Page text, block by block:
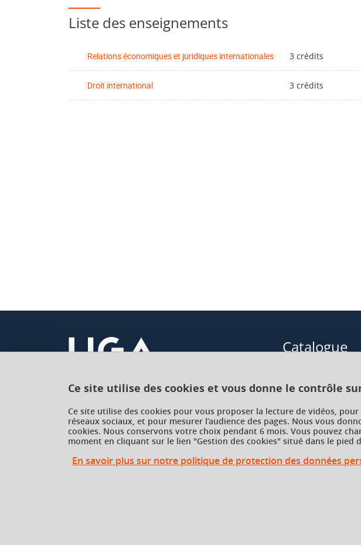
Ce site utilise des cookies et vous donne le contrôle
Ce site utilise des cookies pour vous proposer la lecture de vidéos,
réseaux sociaux, et pour mesurer l’audience des pages. Nous vous
cookies. Nous conservons votre choix pendant 6 mois. Vous pouvez
moment en cliquant sur le lien "Gestion des cookies" situé dans le pied
En savoir plus sur notre politique de protection des données
Liste des enseignements
Relations économiques et juridiques internationales 3 crédits
Droit international 3 crédits
Université Grenoble Alpes
621 avenue Centrale
38400 Saint-Martin-d'Hères
France
Catalogue
Formations courtes
Recherche par
instituts